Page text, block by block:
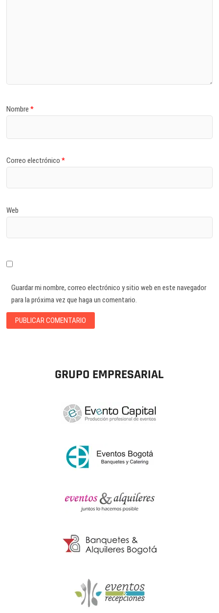
Nombre*
Correo electrónico*
Web
Guardar mi nombre, correo electrónico y sitio web en este navegador
para la próxima vez que haga un comentario.
GRUPO EMPRESARIAL